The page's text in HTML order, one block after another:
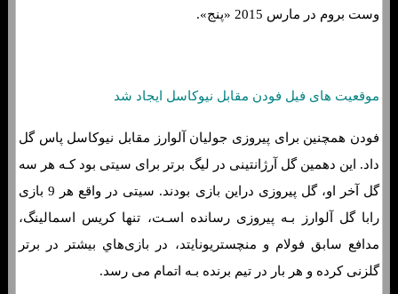
وست بروم در مارس 2015 «پنج».
موقعیت های فیل فودن مقابل نیوکاسل ایجاد شد
فودن همچنین برای پیروزی جولیان آلوارز مقابل نیوکاسل پاس گل
داد. این دهمین گل آرژانتینی در لیگ برتر برای سیتی بود کـه هر سه
گل آخر او، گل پیروزی دراین بازی بودند. سیتی در واقع هر 9 بازی
رابا گل آلوارز بـه پیروزی رسانده اسـت، تنها کریس اسمالینگ،
مدافع سابق فولام و منچستریونایتد، در بازی‌هاي‌ بیشتر در برتر
گلزنی کرده و هر بار در تیم برنده بـه اتمام می رسد.